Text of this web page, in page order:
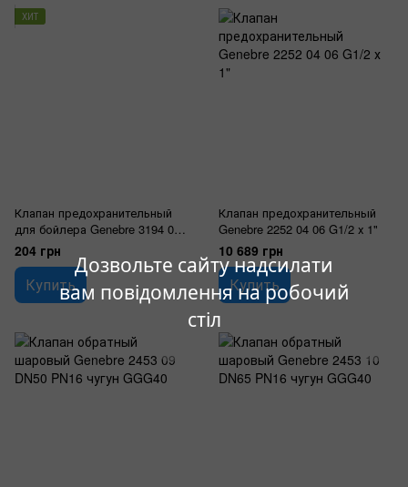
Дозвольте сайту надсилати
вам повідомлення на робочий
стіл
ХИТ
Клапан предохранительный
для бойлера Genebre 3194 04
G1/2"
204 грн
Купить
Клапан предохранительный
Genebre 2252 04 06 G1/2 х 1"
10 689 грн
Купить